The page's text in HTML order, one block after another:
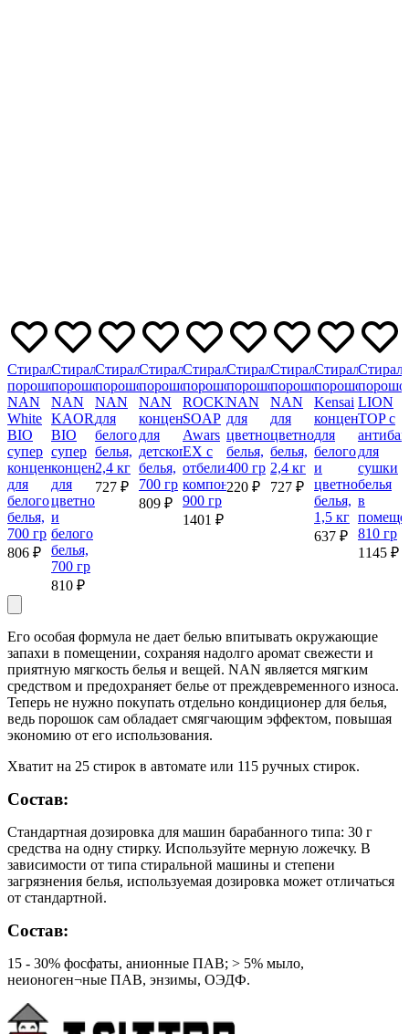
Стиральный
порошок
NAN
White
BIO
супер
концентрированный
для
белого
белья,
700 гр
806 ₽
Стиральный
порошок
NAN
KAORI
BIO
супер
концентрированный
для
цветного
и
белого
белья,
700 гр
810 ₽
Стиральный
порошок
NAN
для
белого
белья,
2,4 кг
727 ₽
Стиральный
порошок
NAN
концентрированный
для
детского
белья,
700 гр
809 ₽
Стиральный
порошок
ROCKET
SOAP
Awars
EХ с
отбеливающими
компонентами,
900 гр
1401 ₽
Стиральный
порошок
NAN
для
цветного
белья,
400 гр
220 ₽
Стиральный
порошок
NAN
для
цветного
белья,
2,4 кг
727 ₽
Стиральный
порошок
Kensai
для
белого
и
цветного
белья,
1,5 кг
637 ₽
LION
TOP с
для
сушки
белья
в
810 гр
1145 ₽
Его особая формула не дает белью впитывать окружающие
запахи в помещении, сохраняя надолго аромат свежести и
приятную мягкость белья и вещей. NAN является мягким
средством и предохраняет белье от преждевременного износа.
Теперь не нужно покупать отдельно кондиционер для белья,
ведь порошок сам обладает смягчающим эффектом, повышая
экономию от его использования.
Хватит на 25 стирок в автомате или 115 ручных стирок.
Состав:
Стандартная дозировка для машин барабанного типа: 30 г
средства на одну стирку. Используйте мерную ложечку. В
зависимости от типа стиральной машины и степени
загрязнения белья, используемая дозировка может отличаться
от стандартной.
Состав:
15 - 30% фосфаты, анионные ПАВ; > 5% мыло,
неионоген¬ные ПАВ, энзимы, ОЭДФ.